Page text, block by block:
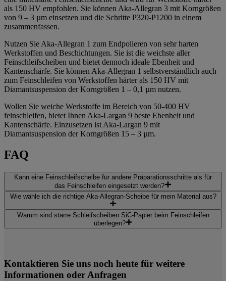
als 150 HV empfohlen. Sie können Aka-Allegran 3 mit Korngrößen
von 9 – 3 µm einsetzen und die Schritte P320-P1200 in einem
zusammenfassen.
Nutzen Sie Aka-Allegran 1 zum Endpolieren von sehr harten
Werkstoffen und Beschichtungen. Sie ist die weichste aller
Feinschleifscheiben und bietet dennoch ideale Ebenheit und
Kantenschärfe. Sie können Aka-Allegran 1 selbstverständlich auch
zum Feinschleifen von Werkstoffen härter als 150 HV mit
Diamantsuspension der Korngrößen 1 – 0,1 µm nutzen.
Wollen Sie weiche Werkstoffe im Bereich von 50-400 HV
feinschleifen, bietet Ihnen Aka-Largan 9 beste Ebenheit und
Kantenschärfe. Einzusetzen ist Aka-Largan 9 mit
Diamantsuspension der Korngrößen 15 – 3 µm.
FAQ
Kann eine Feinschleifscheibe für andere Präparationsschritte als für
das Feinschleifen eingesetzt werden?
Wie wähle ich die richtige Aka-Allegran-Scheibe für mein Material aus?
Warum sind starre Schleifscheiben SiC-Papier beim Feinschleifen
überlegen?
Kontaktieren Sie uns noch heute für weitere
Informationen oder Anfragen